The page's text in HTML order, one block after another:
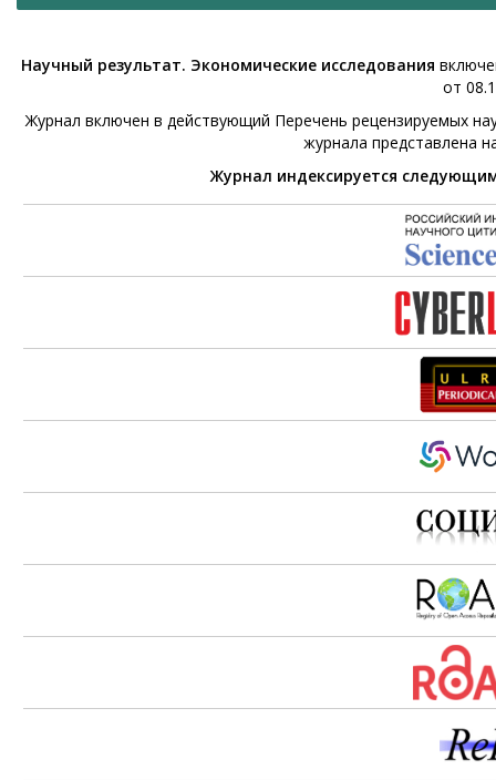
Научный результат. Экономические исследования
от
Журнал включен в действующий Перечень рецензируемых
журнала представлена
Журнал индексируется